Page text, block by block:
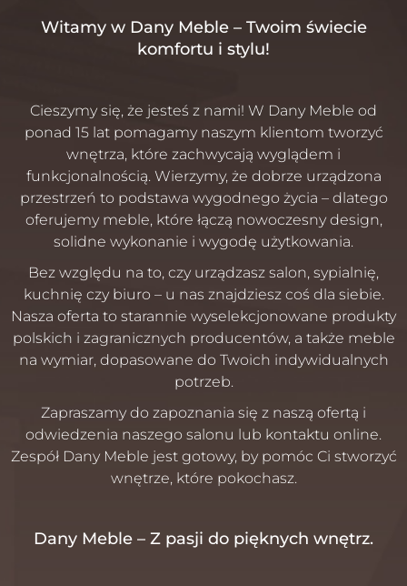
Witamy w Dany Meble – Twoim świecie
komfortu i stylu!
Cieszymy się, że jesteś z nami! W Dany Meble od
ponad 15 lat pomagamy naszym klientom tworzyć
wnętrza, które zachwycają wyglądem i
funkcjonalnością. Wierzymy, że dobrze urządzona
przestrzeń to podstawa wygodnego życia – dlatego
oferujemy meble, które łączą nowoczesny design,
solidne wykonanie i wygodę użytkowania.
Bez względu na to, czy urządzasz salon, sypialnię,
kuchnię czy biuro – u nas znajdziesz coś dla siebie.
Nasza oferta to starannie wyselekcjonowane produkty
polskich i zagranicznych producentów, a także meble
na wymiar, dopasowane do Twoich indywidualnych
potrzeb.
Zapraszamy do zapoznania się z naszą ofertą i
odwiedzenia naszego salonu lub kontaktu online.
Zespół Dany Meble jest gotowy, by pomóc Ci stworzyć
wnętrze, które pokochasz.
Dany Meble – Z pasji do pięknych wnętrz.